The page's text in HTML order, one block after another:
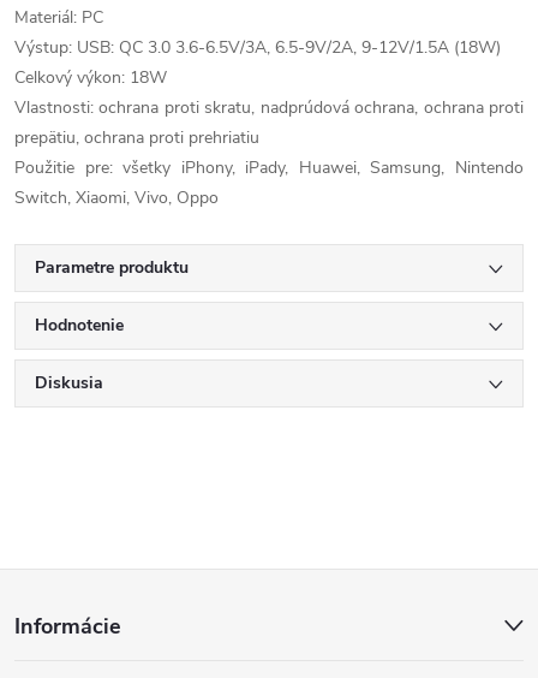
Materiál: PC
Výstup: USB: QC 3.0 3.6-6.5V/3A, 6.5-9V/2A, 9-12V/1.5A (18W)
Celkový výkon: 18W
Vlastnosti: ochrana proti skratu, nadprúdová ochrana, ochrana proti
prepätiu, ochrana proti prehriatiu
Použitie pre: všetky iPhony, iPady, Huawei, Samsung, Nintendo
Switch, Xiaomi, Vivo, Oppo
Parametre produktu
Hodnotenie
Diskusia
Informácie